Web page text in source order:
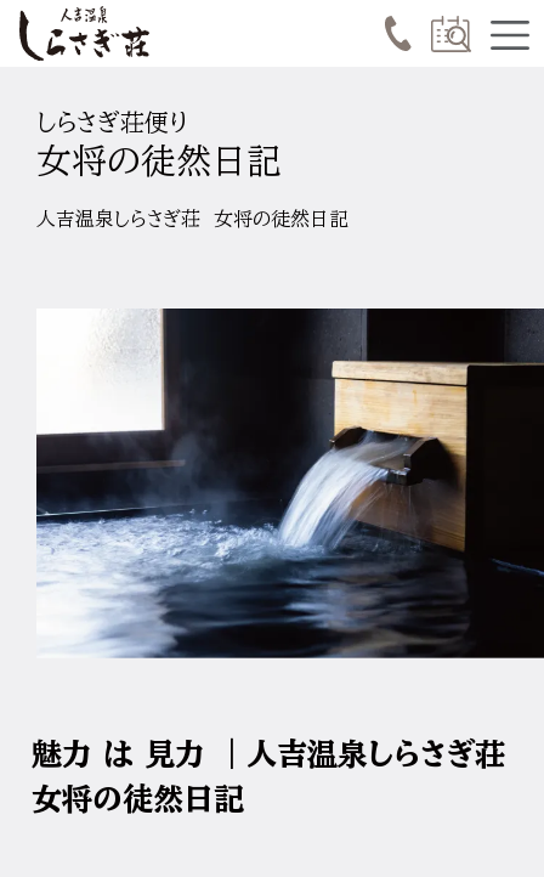
しらさぎ荘便り
女将の徒然日記
人吉温泉しらさぎ荘 女将の徒然日記
魅力 は 見力 ｜人吉温泉しらさぎ荘
女将の徒然日記